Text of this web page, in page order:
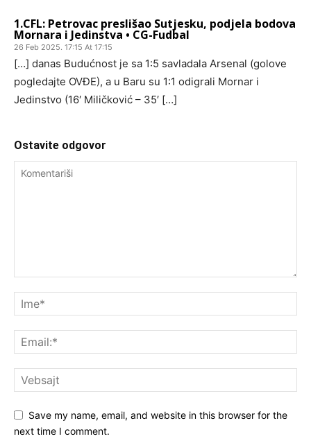
1.CFL: Petrovac preslišao Sutjesku, podjela bodova
Mornara i Jedinstva • CG-Fudbal
26 Feb 2025. 17:15 At 17:15
[…] danas Budućnost je sa 1:5 savladala Arsenal (golove
pogledajte OVĐE), a u Baru su 1:1 odigrali Mornar i
Jedinstvo (16′ Miličković – 35′ […]
Ostavite odgovor
Save my name, email, and website in this browser for the
next time I comment.